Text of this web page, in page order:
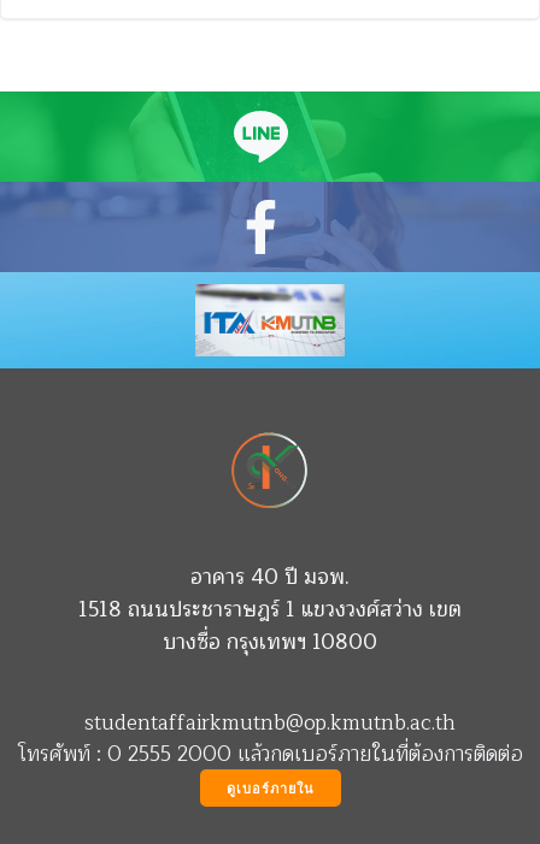
อาคาร 40 ปี มจพ.
1518 ถนนประชาราษฎร์ 1 แขวงวงศ์สว่าง เขต
บางซื่อ กรุงเทพฯ 10800
studentaffairkmutnb@op.kmutnb.ac.th
โทรศัพท์ : 0 2555 2000 แล้วกดเบอร์ภายในที่ต้องการติดต่อ
ดูเบอร์ภายใน